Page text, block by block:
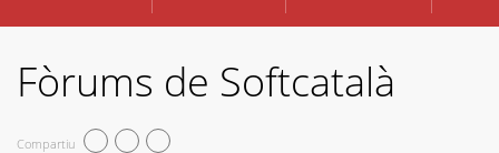
Fòrums de Softcatalà
Compartiu